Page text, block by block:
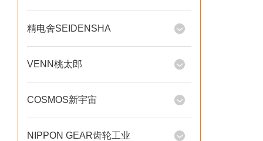
精电舍SEIDENSHA
VENN桃太郎
COSMOS新宇宙
NIPPON GEAR齿轮工业